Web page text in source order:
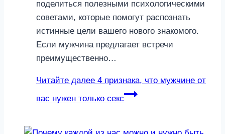
поделиться полезными психологическими
советами, которые помогут распознать
истинные цели вашего нового знакомого.
Если мужчина предлагает встречи
преимущественно…
Читайте далее 4 признака, что мужчине от
вас нужен только секс